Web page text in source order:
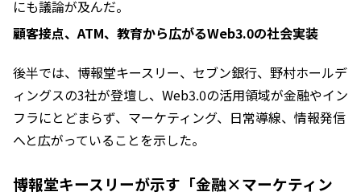
にも議論が及んだ。
顧客接点、ATM、教育から広がるWeb3.0の社会実装
後半では、博報堂キースリー、セブン銀行、野村ホールデ
ィングスの3社が登壇し、Web3.0の活用領域が金融やイン
フラにとどまらず、マーケティング、日常導線、情報発信
へと広がっていることを示した。
博報堂キースリーが示す「金融×マーケティン